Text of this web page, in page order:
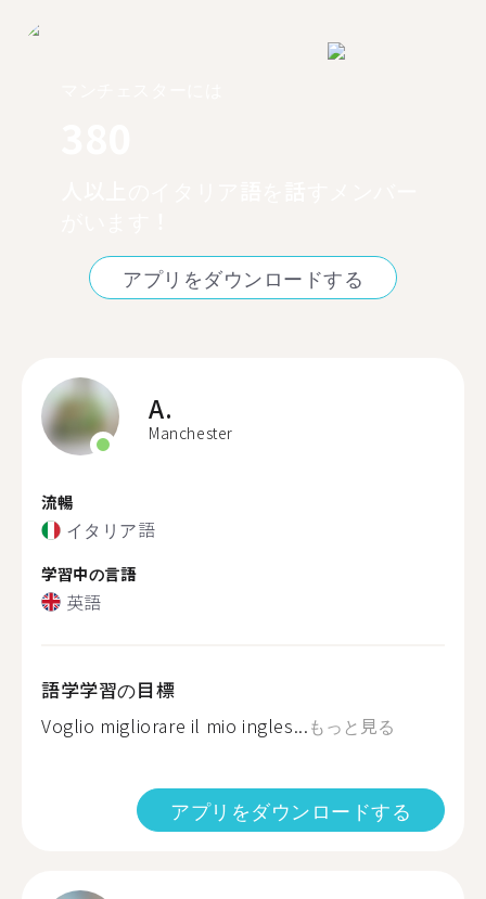
アプリをダウンロードする
A.
Manchester
流暢
イタリア語
学習中の言語
英語
語学学習の目標
Voglio migliorare il mio ingles...もっと見る
アプリをダウンロードする